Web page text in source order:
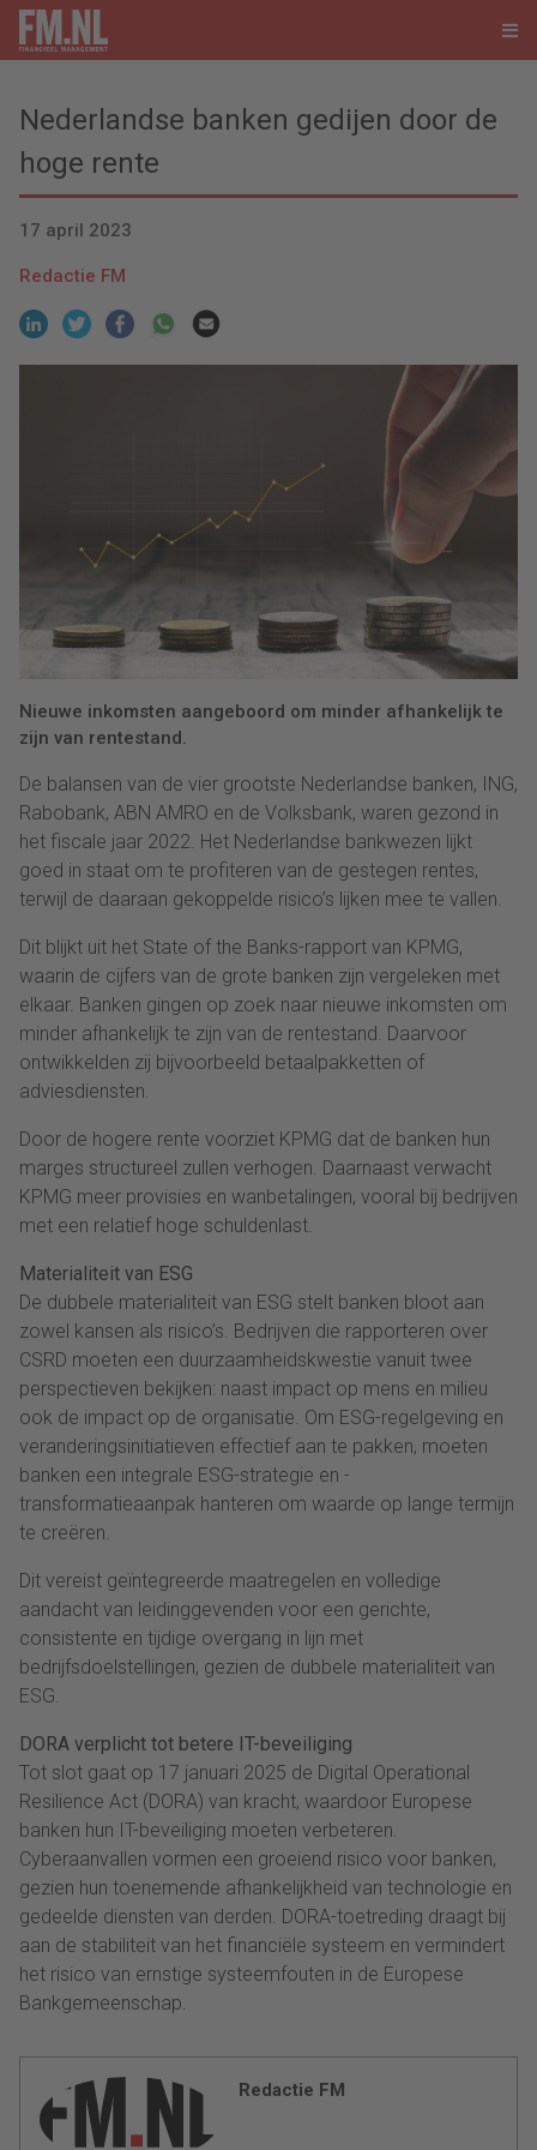
Nederlandse banken gedijen door de
hoge rente
17 april 2023
Redactie FM
Nieuwe inkomsten aangeboord om minder afhankelijk te
zijn van rentestand.
De balansen van de vier grootste Nederlandse banken, ING,
Rabobank, ABN AMRO en de Volksbank, waren gezond in
het fiscale jaar 2022. Het Nederlandse bankwezen lijkt
goed in staat om te profiteren van de gestegen rentes,
terwijl de daaraan gekoppelde risico’s lijken mee te vallen.
Dit blijkt uit het State of the Banks-rapport van KPMG,
waarin de cijfers van de grote banken zijn vergeleken met
elkaar. Banken gingen op zoek naar nieuwe inkomsten om
minder afhankelijk te zijn van de rentestand. Daarvoor
ontwikkelden zij bijvoorbeeld betaalpakketten of
adviesdiensten.
Door de hogere rente voorziet KPMG dat de banken hun
marges structureel zullen verhogen. Daarnaast verwacht
KPMG meer provisies en wanbetalingen, vooral bij bedrijven
met een relatief hoge schuldenlast.
Materialiteit van ESG
De dubbele materialiteit van ESG stelt banken bloot aan
zowel kansen als risico’s. Bedrijven die rapporteren over
CSRD moeten een duurzaamheidskwestie vanuit twee
perspectieven bekijken: naast impact op mens en milieu
ook de impact op de organisatie. Om ESG-regelgeving en
veranderingsinitiatieven effectief aan te pakken, moeten
banken een integrale ESG-strategie en -
transformatieaanpak hanteren om waarde op lange termijn
te creëren.
Dit vereist geïntegreerde maatregelen en volledige
aandacht van leidinggevenden voor een gerichte,
consistente en tijdige overgang in lijn met
bedrijfsdoelstellingen, gezien de dubbele materialiteit van
ESG.
DORA verplicht tot betere IT-beveiliging
Tot slot gaat op 17 januari 2025 de Digital Operational
Resilience Act (DORA) van kracht, waardoor Europese
banken hun IT-beveiliging moeten verbeteren.
Cyberaanvallen vormen een groeiend risico voor banken,
gezien hun toenemende afhankelijkheid van technologie en
gedeelde diensten van derden. DORA-toetreding draagt bij
aan de stabiliteit van het financiële systeem en vermindert
het risico van ernstige systeemfouten in de Europese
Bankgemeenschap.
Redactie FM